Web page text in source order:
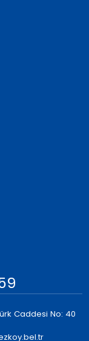
Caddesi No: 40